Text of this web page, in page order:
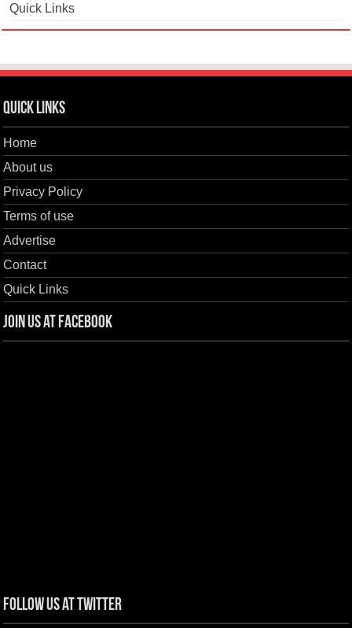
Quick Links
Quick Links
Home
About us
Privacy Policy
Terms of use
Advertise
Contact
Quick Links
Join us at Facebook
Follow us at Twitter